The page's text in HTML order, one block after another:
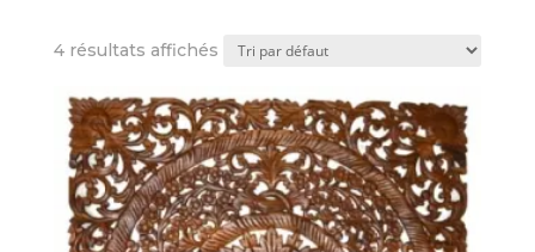
4 résultats affichés